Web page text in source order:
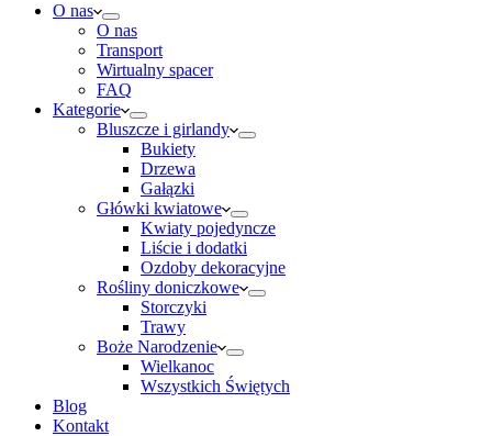
O nas
O nas
Transport
Wirtualny spacer
FAQ
Kategorie
Bluszcze i girlandy
Bukiety
Drzewa
Gałązki
Główki kwiatowe
Kwiaty pojedyncze
Liście i dodatki
Ozdoby dekoracyjne
Rośliny doniczkowe
Storczyki
Trawy
Boże Narodzenie
Wielkanoc
Wszystkich Świętych
Blog
Kontakt